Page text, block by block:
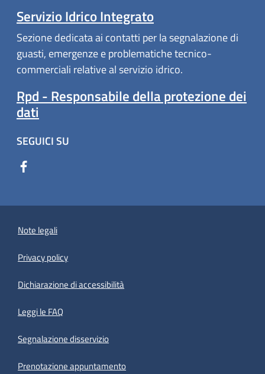
Servizio Idrico Integrato
Sezione dedicata ai contatti per la segnalazione di
guasti, emergenze e problematiche tecnico-
commerciali relative al servizio idrico.
Rpd - Responsabile della protezione dei
dati
SEGUICI SU
Note legali
Privacy policy
Dichiarazione di accessibilità
Leggi le FAQ
Segnalazione disservizio
Prenotazione appuntamento